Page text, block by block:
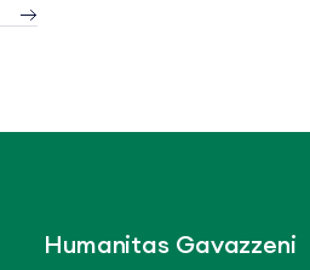
Humanitas Gavazzeni